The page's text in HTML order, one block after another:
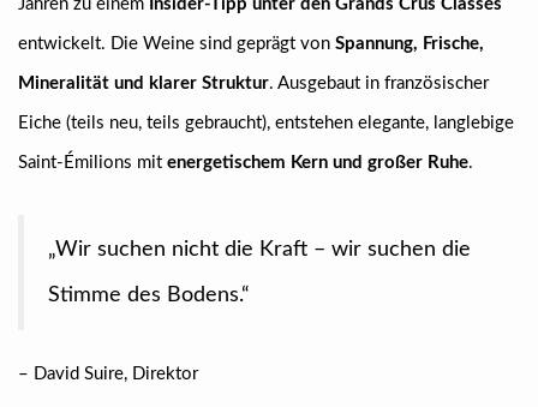
Jahren zu einem Insider-Tipp unter den Grands Crus Classés
entwickelt. Die Weine sind geprägt von Spannung, Frische,
Mineralität und klarer Struktur. Ausgebaut in französischer
Eiche (teils neu, teils gebraucht), entstehen elegante, langlebige
Saint-Émilions mit energetischem Kern und großer Ruhe.
„Wir suchen nicht die Kraft – wir suchen die
Stimme des Bodens.“
– David Suire, Direktor